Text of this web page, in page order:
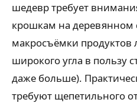
шедевр требует
крошкам на деревянном
макросъёмки продуктов
широкого угла в пользу
даже больше).
требуют щепетильного